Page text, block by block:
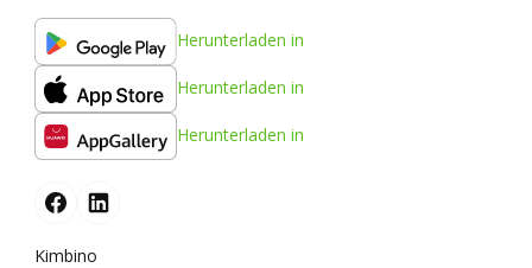
Herunterladen in
Herunterladen in
Herunterladen in
Kimbino